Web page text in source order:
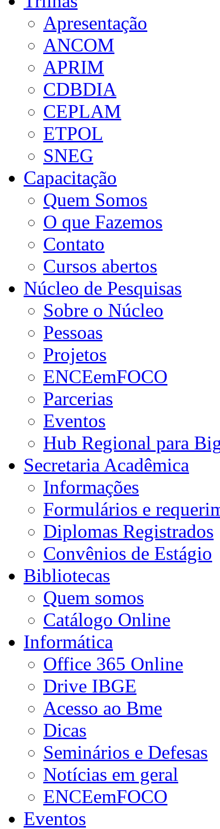
Apresentação
ANCOM
APRIM
CDBDIA
CEPLAM
ETPOL
SNEG
Capacitação
Quem Somos
O que Fazemos
Contato
Cursos abertos
Núcleo de Pesquisas
Sobre o Núcleo
Pessoas
Projetos
ENCEemFOCO
Parcerias
Eventos
Hub Regional para
Secretaria Acadêmica
Informações
Formulários e
Diplomas Registrados
Convênios de Estágio
Bibliotecas
Quem somos
Catálogo Online
Informática
Office 365 Online
Drive IBGE
Acesso ao Bme
Dicas
Seminários e Defesas
Notícias em geral
ENCEemFOCO
Eventos